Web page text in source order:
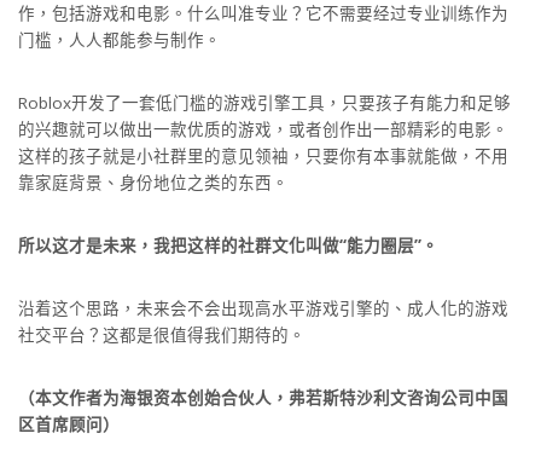
作，包括游戏和电影。什么叫准专业？它不需要经过专业训练作为
门槛，人人都能参与制作。
Roblox开发了一套低门槛的游戏引擎工具，只要孩子有能力和足够
的兴趣就可以做出一款优质的游戏，或者创作出一部精彩的电影。
这样的孩子就是小社群里的意见领袖，只要你有本事就能做，不用
靠家庭背景、身份地位之类的东西。
所以这才是未来，我把这样的社群文化叫做“能力圈层”。
沿着这个思路，未来会不会出现高水平游戏引擎的、成人化的游戏
社交平台？这都是很值得我们期待的。
（本文作者为海银资本创始合伙人，弗若斯特沙利文咨询公司中国
区首席顾问）